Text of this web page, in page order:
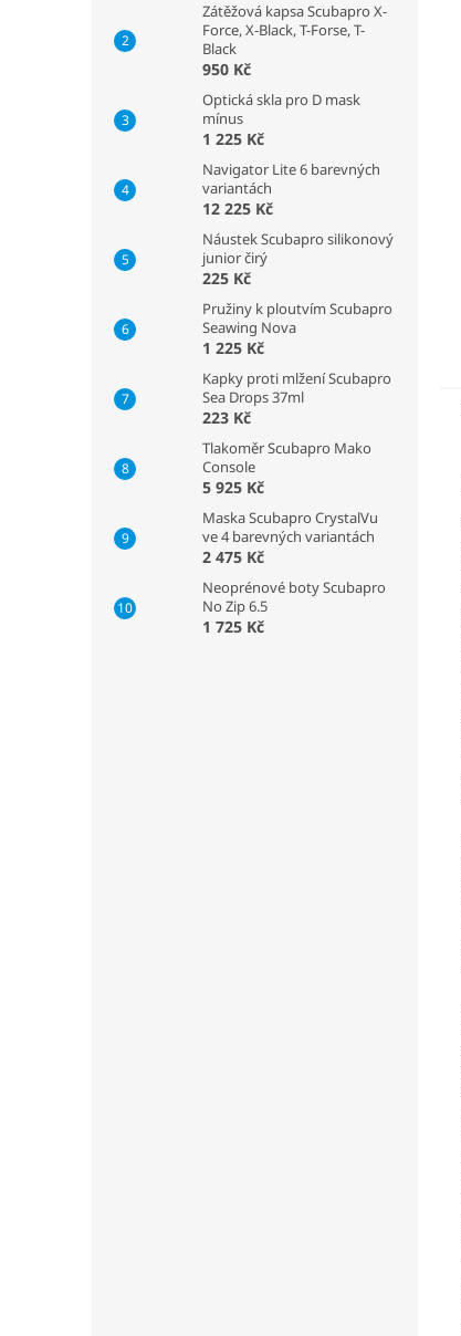
Zátěžová kapsa Scubapro X-
Force, X-Black, T-Forse, T-
Black
950 Kč
Optická skla pro D mask
mínus
1 225 Kč
Navigator Lite 6 barevných
variantách
12 225 Kč
Náustek Scubapro silikonový
junior čirý
225 Kč
Pružiny k ploutvím Scubapro
Seawing Nova
1 225 Kč
Kapky proti mlžení Scubapro
Sea Drops 37ml
223 Kč
Tlakoměr Scubapro Mako
Console
5 925 Kč
Maska Scubapro CrystalVu
ve 4 barevných variantách
2 475 Kč
Neoprénové boty Scubapro
No Zip 6.5
1 725 Kč